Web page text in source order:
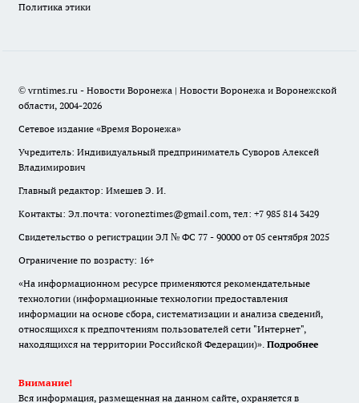
Политика этики
© vrntimes.ru - Новости Воронежа | Новости Воронежа и Воронежской
области, 2004-2026
Сетевое издание «Время Воронежа»
Учредитель: Индивидуальный предприниматель Суворов Алексей
Владимирович
Главный редактор: Имешев Э. И.
Контакты: Эл.почта: voroneztimes@gmail.com, тел: +7 985 814 3429
Свидетельство о регистрации ЭЛ № ФС 77 - 90000 от 05 сентября 2025
Ограничение по возрасту: 16+
«На информационном ресурсе применяются рекомендательные
технологии (информационные технологии предоставления
информации на основе сбора, систематизации и анализа сведений,
относящихся к предпочтениям пользователей сети "Интернет",
находящихся на территории Российской Федерации)». Подробнее
Внимание!
Вся информация, размещенная на данном сайте, охраняется в